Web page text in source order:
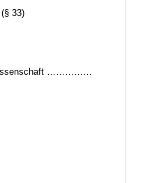
33)
……………